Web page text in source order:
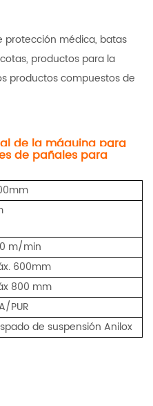
protección médica, batas
productos para la
productos compuestos de
de la máquina para
de pañales para
m
m/min
600mm
800 mm
PUR
de suspensión Anilox